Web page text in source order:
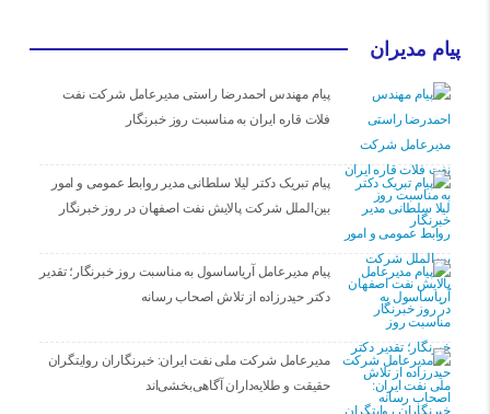
پیام مدیران
پیام مهندس احمدرضا راستی مدیرعامل شرکت نفت
فلات قاره ایران به مناسبت روز خبرنگار
پیام تبریک دکتر لیلا سلطانی مدیر روابط عمومی و امور
بین‌الملل شرکت پالایش نفت اصفهان در روز خبرنگار
پیام مدیرعامل آریاساسول به مناسبت روز خبرنگار؛ تقدیر
دکتر حیدرزاده از تلاش اصحاب رسانه
مدیرعامل شرکت ملی نفت ایران: خبرنگاران روایتگران
حقیقت و طلایه‌داران آگاهی‌بخشی‌اند